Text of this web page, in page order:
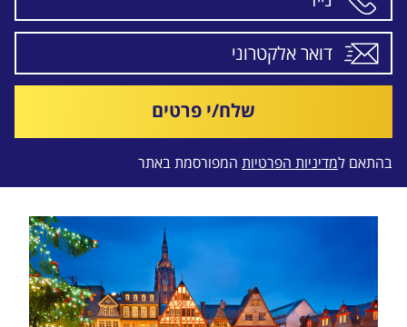
שלח/י פרטים
בהתאם למדיניות הפרטיות המפורסמת באתר